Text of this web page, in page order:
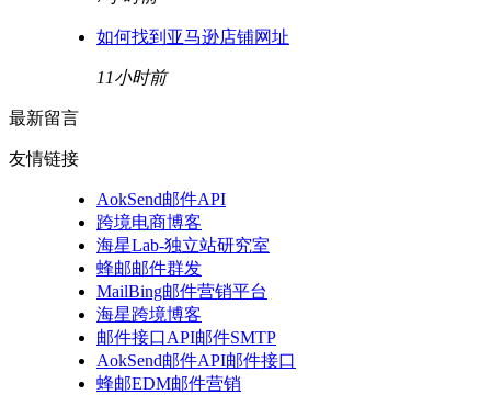
如何找到亚马逊店铺网址
11小时前
最新留言
友情链接
AokSend邮件API
跨境电商博客
海星Lab-独立站研究室
蜂邮邮件群发
MailBing邮件营销平台
海星跨境博客
邮件接口API邮件SMTP
AokSend邮件API邮件接口
蜂邮EDM邮件营销